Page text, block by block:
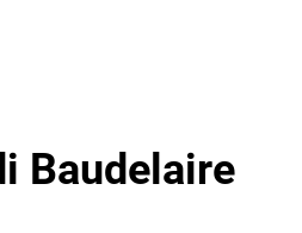
Baudelaire